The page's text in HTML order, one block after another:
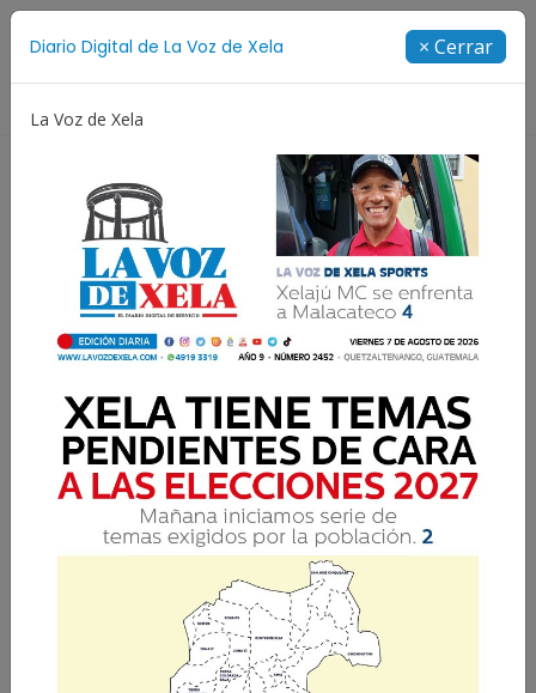
Diario Digital de La Voz de Xela × Cerrar
La Voz de Xela
Resultados para: Centro Preventivo para